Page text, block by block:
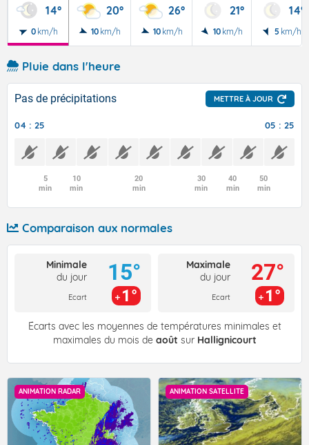
14°
0 km/h
20°
10 km/h
26°
10 km/h
21°
10 km/h
14°
5 km/h
Pluie dans l'heure
Pas de précipitations METTRE À JOUR
04 : 25 05 : 25
5
min
10
min
20
min
30
min
40
min
50
min
Comparaison aux normales
Minimale
du jour
Ecart
15°
1°
Maximale
du jour
Ecart
27°
1°
Écarts avec les moyennes de températures minimales et
maximales du mois de août sur Hallignicourt
ANIMATION RADAR ANIMATION SATELLITE